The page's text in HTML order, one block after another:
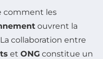
comment les
ouvrent la
collaboration entre
et ONG constitue un